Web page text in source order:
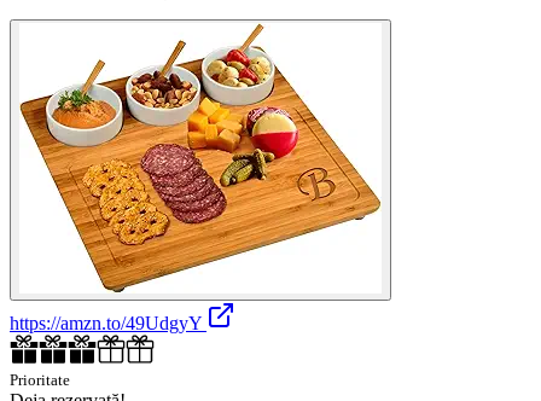
https://amzn.to/49UdgyY
Prioritate